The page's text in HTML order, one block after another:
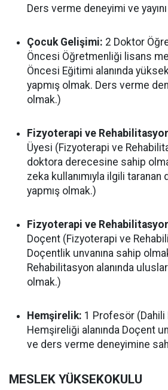
Ders verme deneyimi ve
Çocuk Gelişimi: 2 Doktor
Öncesi Öğretmenliği lisans
Öncesi Eğitimi alanında
yapmış olmak. Ders verme
olmak.)
Fizyoterapi ve
Üyesi (Fizyoterapi ve
doktora derecesine sahip
zeka kullanımıyla ilgili taranan
yapmış olmak.)
Fizyoterapi ve
Doçent (Fizyoterapi ve
Doçentlik unvanına sahip
Rehabilitasyon alanında
olmak.)
Hemşirelik: 1 Profesör (Dahili
Hemşireliği alanında Doçent
ve ders verme deneyimine
MESLEK YÜKSEKOKULU